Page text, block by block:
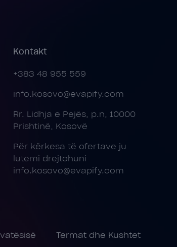
Kontakt
+383 48 955 559
info.kosovo@evapify.com
Rr. Lidhja e Pejës, p.n, 10000
Prishtinë, Kosovë
Për kërkesa të ofertave ju
lutemi drejtohuni
info.kosovo@evapify.com
Termat dhe Kushtet